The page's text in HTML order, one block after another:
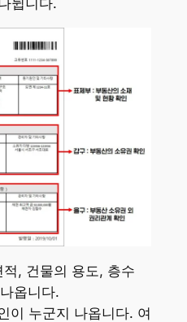
뉩니다.
적, 건물의 용도, 층수
옵니다.
이 누군지 나옵니다. 여